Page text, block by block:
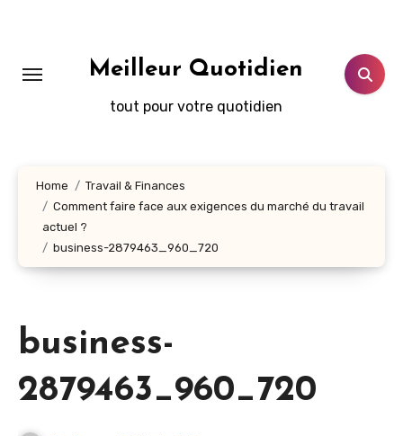
principal
Meilleur Quotidien
tout pour votre quotidien
Home
Travail & Finances
Comment faire face aux exigences du marché du travail
actuel ?
business-2879463_960_720
business-
2879463_960_720